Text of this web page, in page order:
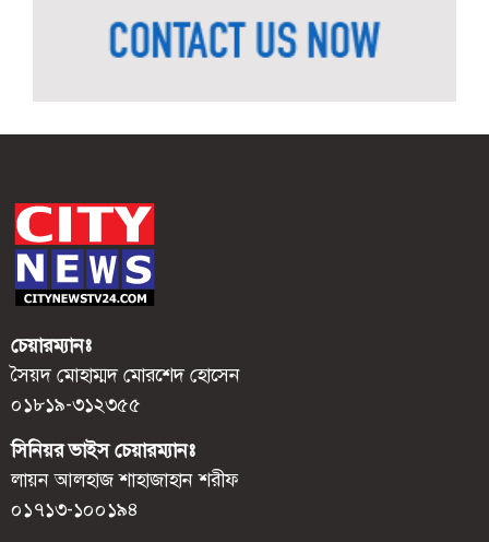
চেয়ারম্যানঃ
সৈয়দ মোহাম্মদ মোরশেদ হোসেন
০১৮১৯-৩১২৩৫৫
সিনিয়র ভাইস চেয়ারম্যানঃ
লায়ন আলহাজ শাহাজাহান শরীফ
০১৭১৩-১০০১৯৪